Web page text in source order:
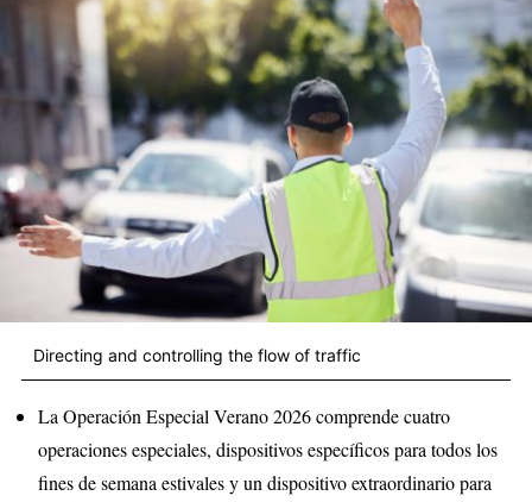
Directing and controlling the flow of traffic
La Operación Especial Verano 2026 comprende cuatro
operaciones especiales, dispositivos específicos para todos los
fines de semana estivales y un dispositivo extraordinario para